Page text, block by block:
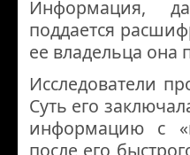
Информация,
поддается
ее владельца она
Исследователи
Суть его
информацию с
после его